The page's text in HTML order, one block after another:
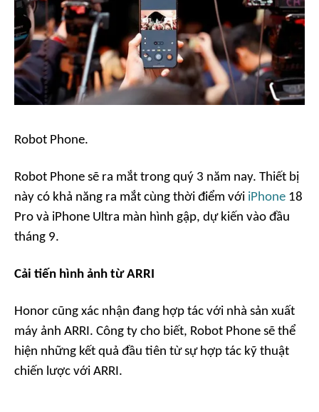
Robot Phone.
Robot Phone sẽ ra mắt trong quý 3 năm nay. Thiết bị
này có khả năng ra mắt cùng thời điểm với iPhone 18
Pro và iPhone Ultra màn hình gập, dự kiến vào đầu
tháng 9.
Cải tiến hình ảnh từ ARRI
Honor cũng xác nhận đang hợp tác với nhà sản xuất
máy ảnh ARRI. Công ty cho biết, Robot Phone sẽ thể
hiện những kết quả đầu tiên từ sự hợp tác kỹ thuật
chiến lược với ARRI.